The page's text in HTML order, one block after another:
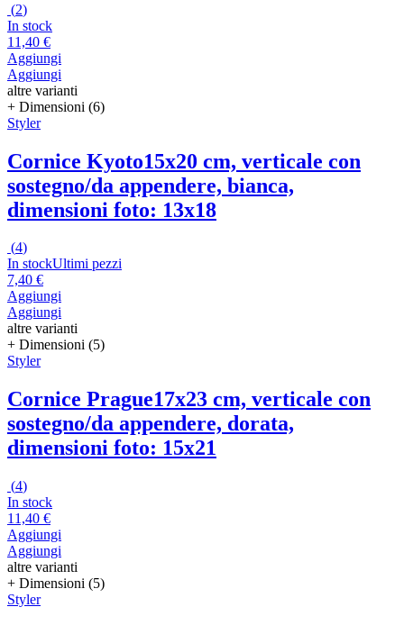
(2)
In stock
11,40 €
Aggiungi
Aggiungi
altre varianti
+ Dimensioni (6)
Styler
Cornice Kyoto15x20 cm, verticale con
sostegno/da appendere, bianca,
dimensioni foto: 13x18
(4)
In stockUltimi pezzi
7,40 €
Aggiungi
Aggiungi
altre varianti
+ Dimensioni (5)
Styler
Cornice Prague17x23 cm, verticale con
sostegno/da appendere, dorata,
dimensioni foto: 15x21
(4)
In stock
11,40 €
Aggiungi
Aggiungi
altre varianti
+ Dimensioni (5)
Styler